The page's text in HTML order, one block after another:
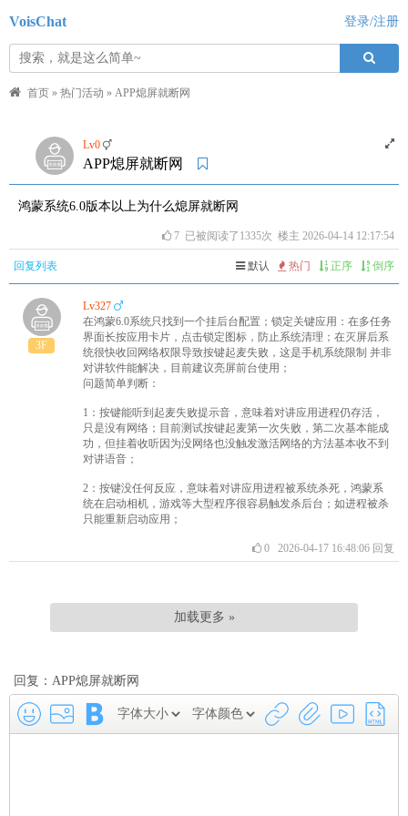
VoisChat 登录/注册
首页 » 热门活动 » APP熄屏就断网
Lv0
APP熄屏就断网
鸿蒙系统6.0版本以上为什么熄屏就断网
7 已被阅读了1335次 楼主 2026-04-14 12:17:54
回复列表 默认 热门 正序 倒序
3F
Lv327
在鸿蒙6.0系统只找到一个挂后台配置；锁定关键应用：在多任务
界面长按应用卡片，点击锁定图标，防止系统清理；在灭屏后系
统很快收回网络权限导致按键起麦失败，这是手机系统限制 并非
对讲软件能解决，目前建议亮屏前台使用；
问题简单判断：
1：按键能听到起麦失败提示音，意味着对讲应用进程仍存活，
只是没有网络；目前测试按键起麦第一次失败，第二次基本能成
功，但挂着收听因为没网络也没触发激活网络的方法基本收不到
对讲语音；
2：按键没任何反应，意味着对讲应用进程被系统杀死，鸿蒙系
统在启动相机，游戏等大型程序很容易触发杀后台；如进程被杀
只能重新启动应用；
02026-04-17 16:48:06 回复
加载更多 »
回复：APP熄屏就断网